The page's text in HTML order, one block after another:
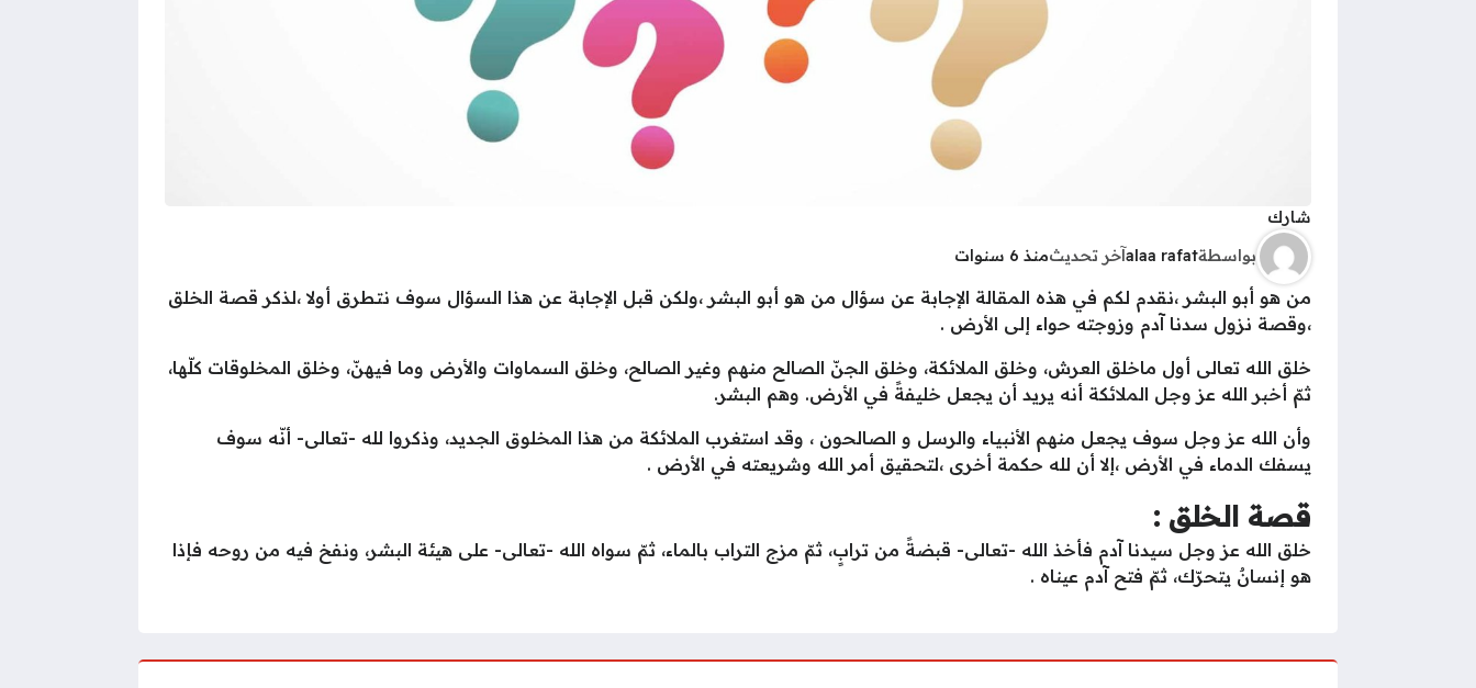
شارك
بواسطةalaa rafatآخر تحديثمنذ 6 سنوات
من هو أبو البشر ،نقدم لكم في هذه المقالة الإجابة عن سؤال من هو أبو البشر ،ولكن قبل الإجابة عن هذا السؤال سوف نتطرق أولا ،لذكر قصة الخلق
،وقصة نزول سدنا آدم وزوجته حواء إلى الأرض .
خلق الله تعالى أول ماخلق العرش، وخلق الملائكة، وخلق الجنّ الصالح منهم وغير الصالح، وخلق السماوات والأرض وما فيهنّ، وخلق المخلوقات كلّها،
ثمّ أخبر الله عز وجل الملائكة أنه يريد أن يجعل خليفةً في الأرض. وهم البشر.
وأن الله عز وجل سوف يجعل منهم الأنبياء والرسل و الصالحون ، وقد استغرب الملائكة من هذا المخلوق الجديد، وذكروا لله -تعالى- أنّه سوف
يسفك الدماء في الأرض ،إلا أن لله حكمة أخرى ،لتحقيق أمر الله وشريعته في الأرض .
قصة الخلق :
خلق الله عز وجل سيدنا آدم فأخذ الله -تعالى- قبضةً من ترابٍ، ثمّ مزج التراب بالماء، ثمّ سواه الله -تعالى- على هيئة البشر، ونفخ فيه من روحه فإذا
هو إنسانٌ يتحرّك، ثمّ فتح آدم عيناه .